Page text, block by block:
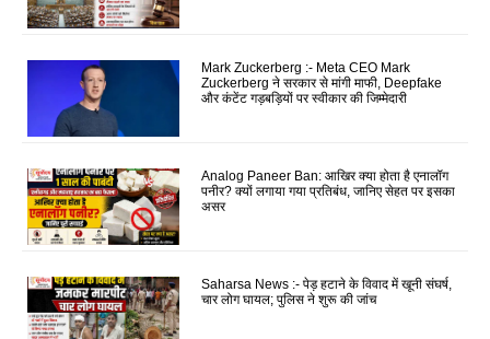
Mark Zuckerberg :- Meta CEO Mark
Zuckerberg ने सरकार से मांगी माफी, Deepfake
और कंटेंट गड़बड़ियों पर स्वीकार की जिम्मेदारी
Analog Paneer Ban: आखिर क्या होता है एनालॉग
पनीर? क्यों लगाया गया प्रतिबंध, जानिए सेहत पर इसका
असर
Saharsa News :- पेड़ हटाने के विवाद में खूनी संघर्ष,
चार लोग घायल; पुलिस ने शुरू की जांच